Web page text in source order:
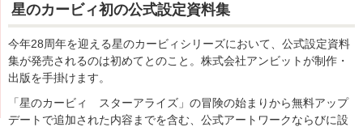
星のカービィ初の公式設定資料集
今年28周年を迎える星のカービィシリーズにおいて、公式設定資料
集が発売されるのは初めてとのこと。株式会社アンビットが制作・
出版を手掛けます。
「星のカービィ スターアライズ」の冒険の始まりから無料アップ
デートで追加された内容までを含む、公式アートワークならびに設